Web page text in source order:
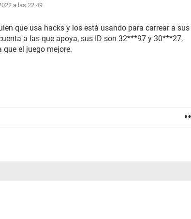
a las 22:49
que usa hacks y los está usando para carrear a sus
a las que apoya, sus ID son 32***97 y 30***27,
el juego mejore.